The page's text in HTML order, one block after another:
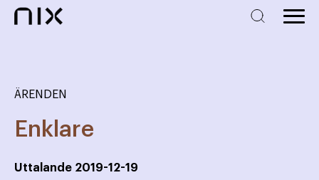
ÄRENDEN
Enklare
Uttalande 2019-12-19